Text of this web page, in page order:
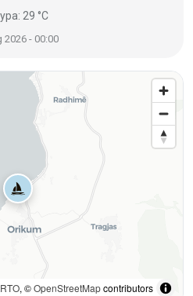
29 °C
2026 - 00:00
, ©OpenStreetMapcontributors